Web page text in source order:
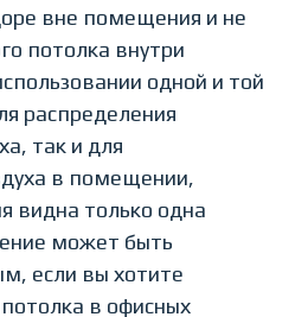
вне помещения и не
потолка внутри
одной и той
распределения
так и для
в помещении,
видна только одна
может быть
если вы хотите
в офисных